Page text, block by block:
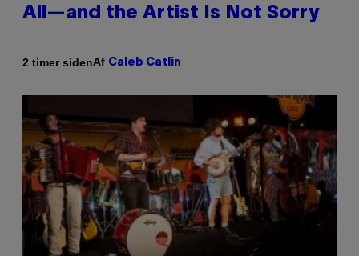
All—and the Artist Is Not Sorry
2 timer sidenAf Caleb Catlin